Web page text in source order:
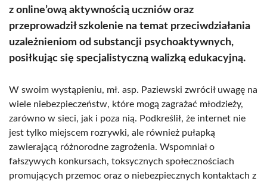
z online’ową aktywnością uczniów oraz
przeprowadził szkolenie na temat przeciwdziałania
uzależnieniom od substancji psychoaktywnych,
posiłkując się specjalistyczną walizką edukacyjną.
W swoim wystąpieniu, mł. asp. Paziewski zwrócił uwagę na
wiele niebezpieczeństw, które mogą zagrażać młodzieży,
zarówno w sieci, jak i poza nią. Podkreślił, że internet nie
jest tylko miejscem rozrywki, ale również pułapką
zawierającą różnorodne zagrożenia. Wspomniał o
fałszywych konkursach, toksycznych społecznościach
promujących przemoc oraz o niebezpiecznych kontaktach z